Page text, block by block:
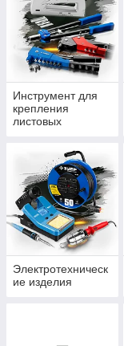
Инструмент для
крепления
листовых
Электротехническ
ие изделия